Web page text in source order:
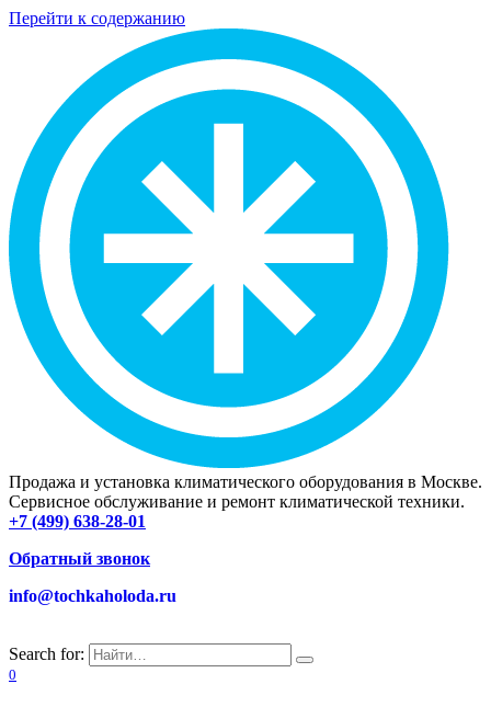
Перейти к содержанию
Продажа и установка климатического оборудования в Москве.
Сервисное обслуживание и ремонт климатической техники.
+7 (499) 638-28-01
Обратный звонок
info@tochkaholoda.ru
Search for:
0